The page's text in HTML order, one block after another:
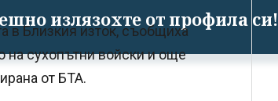
излязохте от профила си!
в Близкия изток, съобщиха
на сухопътни войски и още
от БТА.